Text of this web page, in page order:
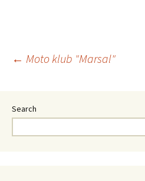
navigation
← Moto klub "Marsal"
Search